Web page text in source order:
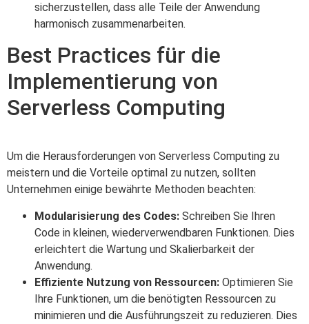
sicherzustellen, dass alle Teile der Anwendung
harmonisch zusammenarbeiten.
Best Practices für die
Implementierung von
Serverless Computing
Um die Herausforderungen von Serverless Computing zu
meistern und die Vorteile optimal zu nutzen, sollten
Unternehmen einige bewährte Methoden beachten:
Modularisierung des Codes: Schreiben Sie Ihren
Code in kleinen, wiederverwendbaren Funktionen. Dies
erleichtert die Wartung und Skalierbarkeit der
Anwendung.
Effiziente Nutzung von Ressourcen: Optimieren Sie
Ihre Funktionen, um die benötigten Ressourcen zu
minimieren und die Ausführungszeit zu reduzieren. Dies